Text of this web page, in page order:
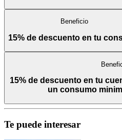
Beneficio
15% de descuento en tu
15% de descuento en tu
un consumo
Te puede interesar